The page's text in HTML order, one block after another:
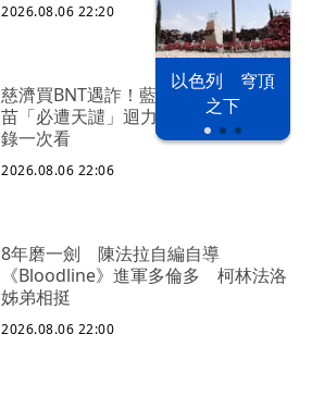
以色列 穹頂
之下
2026.08.06 22:20
慈濟買BNT遇詐！藍白昔嗆政府擋疫
苗「必遭天譴」迴力鏢來了 荒謬語
錄一次看
2026.08.06 22:06
8年磨一劍 陳法拉自編自導
《Bloodline》進軍多倫多 柯林法洛
姊弟相挺
2026.08.06 22:00